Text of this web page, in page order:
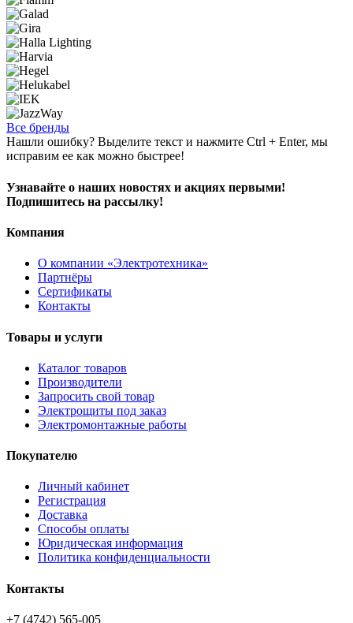
Все бренды
Нашли ошибку? Выделите текст и нажмите Ctrl + Enter, мы
исправим ее как можно быстрее!
Узнавайте о наших новостях и акциях первыми!
Подпишитесь на рассылку!
Компания
О компании «Электротехника»
Партнёры
Сертификаты
Контакты
Товары и услуги
Каталог товаров
Производители
Запросить свой товар
Электрощиты под заказ
Электромонтажные работы
Покупателю
Личный кабинет
Регистрация
Доставка
Способы оплаты
Юридическая информация
Политика конфиденциальности
Контакты
+7 (4742) 565-005